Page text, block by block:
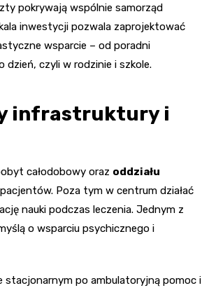
pokrywają wspólnie samorząd
inwestycji pozwala zaprojektować
wsparcie – od poradni
czyli w rodzinie i szkole.
infrastruktury i
całodobowy oraz oddziału
Poza tym w centrum działać
nauki podczas leczenia. Jednym z
o wsparciu psychicznego i
stacjonarnym po ambulatoryjną pomoc i